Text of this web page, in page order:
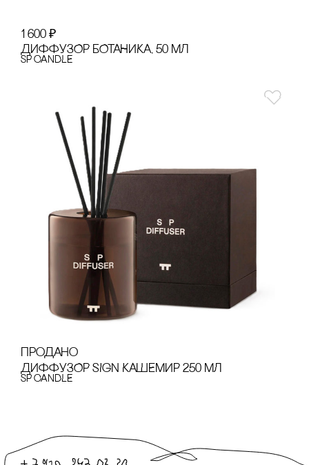
1 600 ₽
ДИФФУЗОР БОТАНИКА, 50 МЛ
SP CANDLE
продано
ДИФФУЗОР SIGN КАШЕМИР 250 МЛ
SP CANDLE